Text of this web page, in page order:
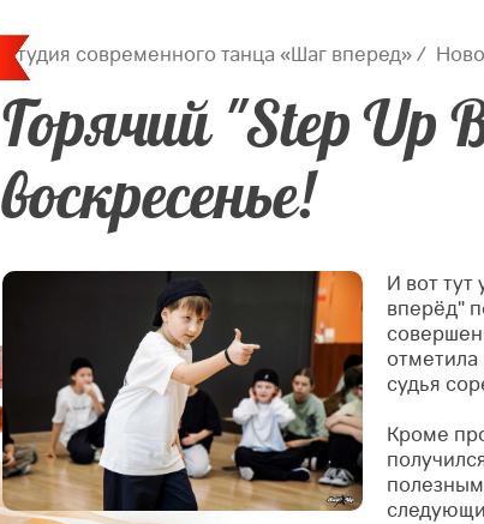
Студия современного танца «Шаг вперед»
Горячий "Step Up
воскресенье!
И вот тут
вперёд"
отметила
судья
Кроме